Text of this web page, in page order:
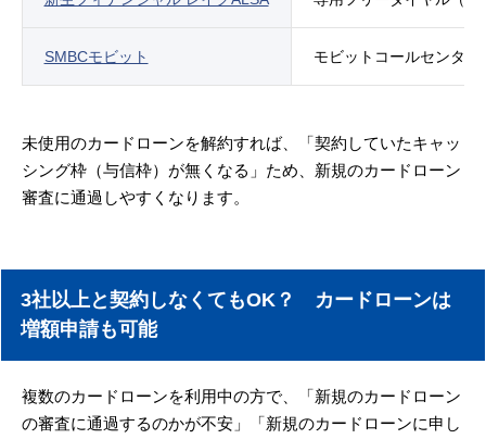
SMBCモビット モビットコールセンタ
未使用のカードローンを解約すれば、「契約していたキャッ
シング枠（与信枠）が無くなる」ため、新規のカードローン
審査に通過しやすくなります。
3社以上と契約しなくてもOK？ カードローンは
増額申請も可能
複数のカードローンを利用中の方で、「新規のカードローン
の審査に通過するのかが不安」「新規のカードローンに申し